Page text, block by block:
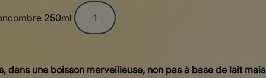
250ml
dans une boisson merveilleuse, non pas à base de lait mais